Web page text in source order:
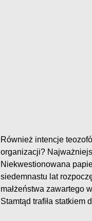
Również intencje
organizacji?
Niekwestionowana
siedemnastu lat
małżeństwa zawartego
Stamtąd trafiła statkiem